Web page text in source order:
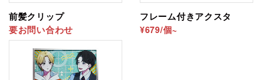
前髪クリップ
要お問い合わせ
フレーム付きアクスタ
¥679/個~